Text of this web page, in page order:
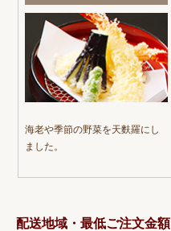
海老や季節の野菜を天麩羅にし
ました。
配送地域・最低ご注文金額